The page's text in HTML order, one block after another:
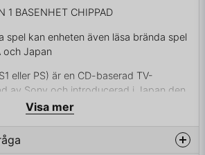
1 BASENHET CHIPPAD
spel kan enheten även läsa brända spel
och Japan
eller PS) är en CD-baserad TV-
av Sony och introducerad i Japan den
utvecklingen hade konsolen
blev en succé och såldes i mer
redan första veckan och fram till och
Visa mer